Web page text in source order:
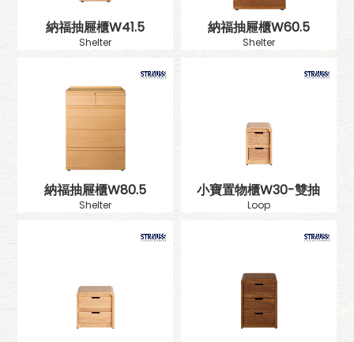
納福抽屜櫃W41.5
Shelter
納福抽屜櫃W60.5
Shelter
納福抽屜櫃W80.5
Shelter
小寶置物櫃W30-雙抽
Loop